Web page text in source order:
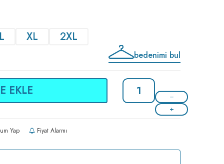
XL 2XL
bedenimi bul
EKLE
Yap Fiyat Alarmı